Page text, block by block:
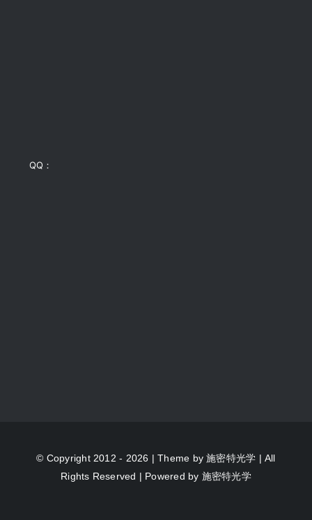
QQ：
© Copyright 2012 - 2026 | Theme by施密特光学 | All
Rights Reserved | Powered by 施密特光学